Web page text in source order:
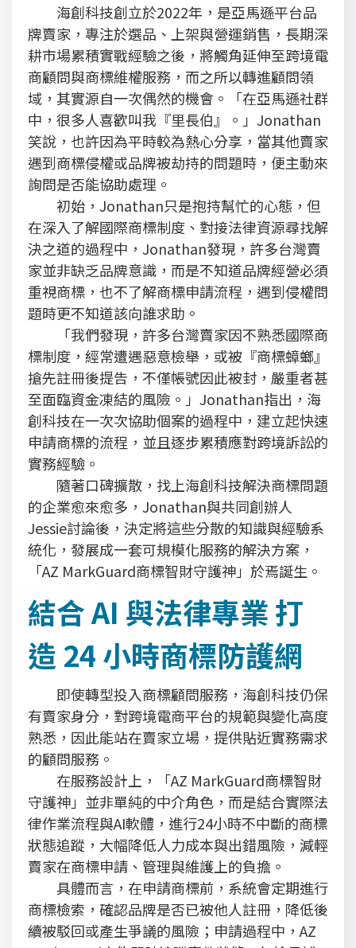
海創科技創立於2022年，是亞馬遜平台品
牌賣家，專注於選品、上架與營運銷售，長期深
耕市場累積實戰經驗之後，將觸角延伸至跨境電
商顧問與商標維權服務，而之所以轉進顧問領
域，其實源自一次偶然的機會。「在亞馬遜社群
中，很多人喜歡叫我『里長伯』。」Jonathan
笑說，也許因為平時較為熱心分享，當其他賣家
遇到商標侵權或品牌被劫持的問題時，便主動來
詢問是否能協助處理。
初始，Jonathan只是抱持幫忙的心態，但
在深入了解國際商標制度、對接法律資源尋找解
決之道的過程中，Jonathan發現，許多台灣賣
家並非缺乏品牌意識，而是不知道品牌經營必須
重視商標，也不了解商標申請流程，遇到侵權問
題時更不知道該向誰求助。
「我們發現，許多台灣賣家因不熟悉國際商
標制度，經常遭遇惡意檢舉，或被『商標蟑螂』
搶先註冊後提告，不僅帳號因此被封，嚴重者甚
至面臨資金凍結的風險。」Jonathan指出，海
創科技在一次次協助個案的過程中，建立起快速
申請商標的流程，並且逐步累積應對跨境訴訟的
實務經驗。
隨著口碑擴散，找上海創科技解決商標問題
的企業愈來愈多，Jonathan與共同創辦人
Jessie討論後，決定將這些分散的知識與經驗系
統化，發展成一套可規模化服務的解決方案，
「AZ MarkGuard商標智財守護神」於焉誕生。
結合 AI 與法律專業 打
造 24 小時商標防護網
即使轉型投入商標顧問服務，海創科技仍保
有賣家身分，對跨境電商平台的規範與變化高度
熟悉，因此能站在賣家立場，提供貼近實務需求
的顧問服務。
在服務設計上，「AZ MarkGuard商標智財
守護神」並非單純的中介角色，而是結合實際法
律作業流程與AI軟體，進行24小時不中斷的商標
狀態追蹤，大幅降低人力成本與出錯風險，減輕
賣家在商標申請、管理與維護上的負擔。
具體而言，在申請商標前，系統會定期進行
商標檢索，確認品牌是否已被他人註冊，降低後
續被駁回或產生爭議的風險；申請過程中，AZ